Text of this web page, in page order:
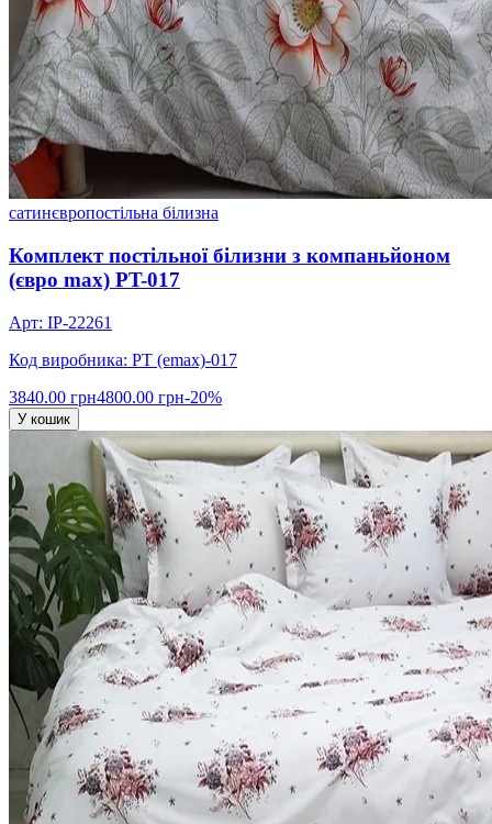
сатинєвропостільна білизна
Комплект постільної білизни з компаньйоном
(євро max) PT-017
Арт: IP-22261
Код виробника: PT (emax)-017
3840.00 грн4800.00 грн-20%
У кошик